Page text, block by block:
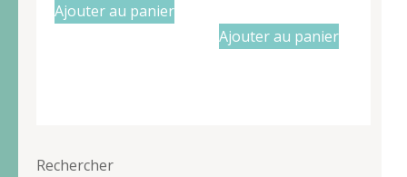
Ajouter au panier
Ajouter au panier
Rechercher